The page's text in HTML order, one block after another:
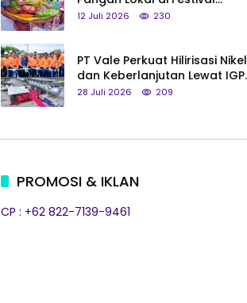
Liangkobhori, Dari Umbi Rebus
12 Juli 2026 230
PT Vale Perkuat Hilirisasi Nikel
dan Keberlanjutan Lewat IGP
Morowali
28 Juli 2026 209
PROMOSI & IKLAN
CP : +62 822-7139-9461